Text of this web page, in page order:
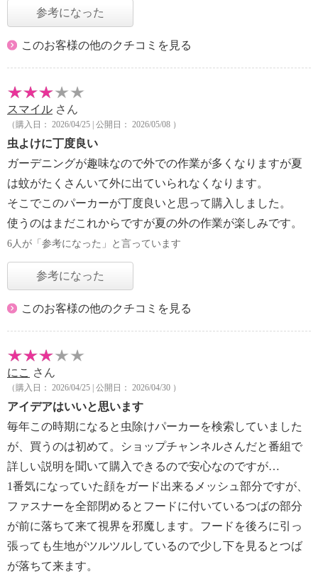
参考になった
このお客様の他のクチコミを見る
スマイル さん
（購入日： 2026/04/25 | 公開日： 2026/05/08 ）
虫よけに丁度良い
ガーデニングが趣味なので外での作業が多くなりますが夏
は蚊がたくさんいて外に出ていられなくなります。
そこでこのパーカーが丁度良いと思って購入しました。
使うのはまだこれからですが夏の外の作業が楽しみです。
6人が「参考になった」と言っています
参考になった
このお客様の他のクチコミを見る
にこ さん
（購入日： 2026/04/25 | 公開日： 2026/04/30 ）
アイデアはいいと思います
毎年この時期になると虫除けパーカーを検索していました
が、買うのは初めて。ショップチャンネルさんだと番組で
詳しい説明を聞いて購入できるので安心なのですが…
1番気になっていた顔をガード出来るメッシュ部分ですが、
ファスナーを全部閉めるとフードに付いているつばの部分
が前に落ちて来て視界を邪魔します。フードを後ろに引っ
張っても生地がツルツルしているので少し下を見るとつば
が落ちて来ます。